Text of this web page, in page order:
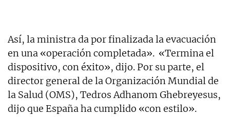
Así, la ministra da por finalizada la evacuación
en una «operación completada». «Termina el
dispositivo, con éxito», dijo. Por su parte, el
director general de la Organización Mundial de
la Salud (OMS), Tedros Adhanom Ghebreyesus,
dijo que España ha cumplido «con estilo».